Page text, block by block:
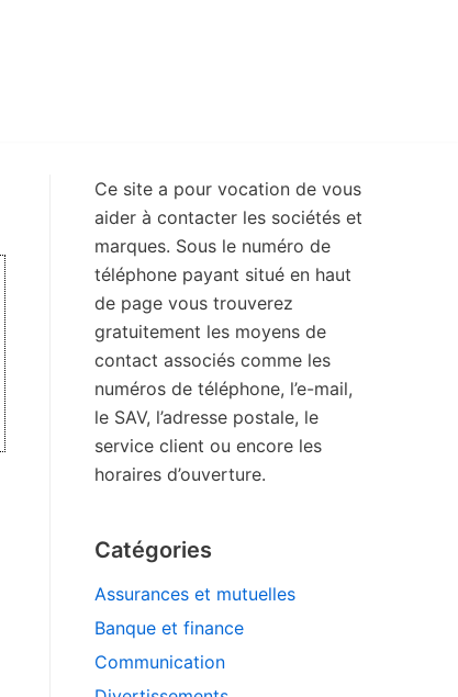
Ce site a pour vocation de vous
aider à contacter les sociétés et
marques. Sous le numéro de
téléphone payant situé en haut
de page vous trouverez
gratuitement les moyens de
contact associés comme les
numéros de téléphone, l’e-mail,
le SAV, l’adresse postale, le
service client ou encore les
horaires d’ouverture.
Catégories
Assurances et mutuelles
Banque et finance
Communication